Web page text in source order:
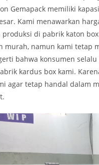
Gemapack memiliki
Kami menawarkan
produksi di pabrik katon
murah, namun kami tetap
bahwa konsumen
kardus box kami.
agar tetap handal dalam